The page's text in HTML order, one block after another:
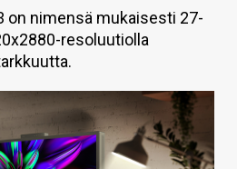
on nimensä mukaisesti 27-
resoluutiolla